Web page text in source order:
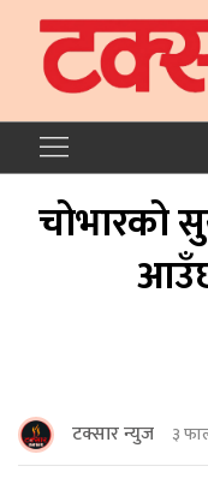
चोभारको
टक्सार न्युज ३